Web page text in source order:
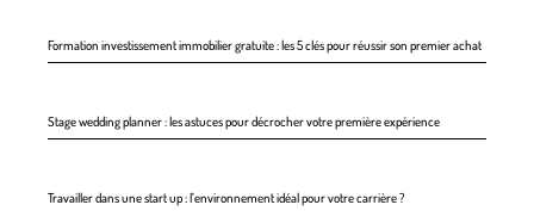
Formation investissement immobilier gratuite : les 5 clés pour réussir son premier achat
Stage wedding planner : les astuces pour décrocher votre première expérience
Travailler dans une start up : l’environnement idéal pour votre carrière ?